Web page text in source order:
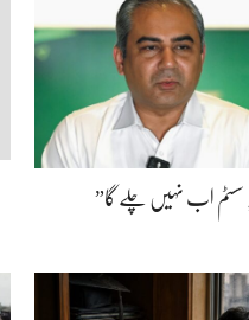
سسٹم اب نہیں چلے گا”